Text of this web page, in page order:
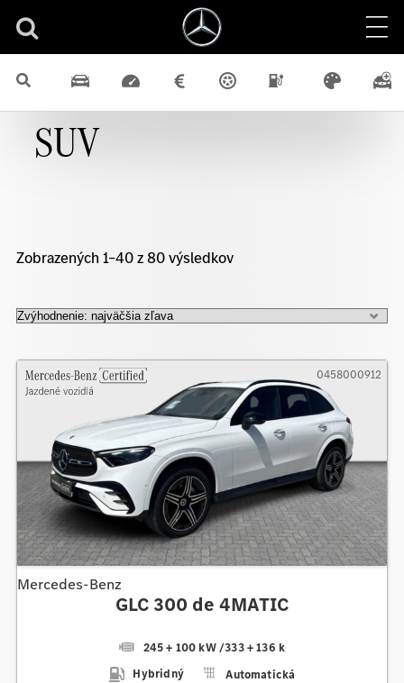
SUV
Zobrazených 1–40 z 80 výsledkov
Mercedes-Benz
GLC 300 de 4MATIC
245 + 100 kW/333 + 136 k
Hybridný
Automatická
0458000912